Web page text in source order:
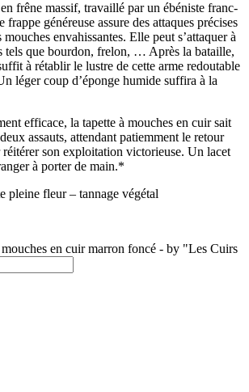
frêne massif, travaillé par un ébéniste franc-
frappe généreuse assure des attaques précises
envahissantes. Elle peut s’attaquer à
tels que bourdon, frelon, … Après la bataille,
à rétablir le lustre de cette arme redoutable
léger coup d’éponge humide suffira à la
efficace, la tapette à mouches en cuir sait
assauts, attendant patiemment le retour
réitérer son exploitation victorieuse. Un lacet
à porter de main.*
pleine fleur – tannage végétal
mouches en cuir marron foncé - by "Les Cuirs